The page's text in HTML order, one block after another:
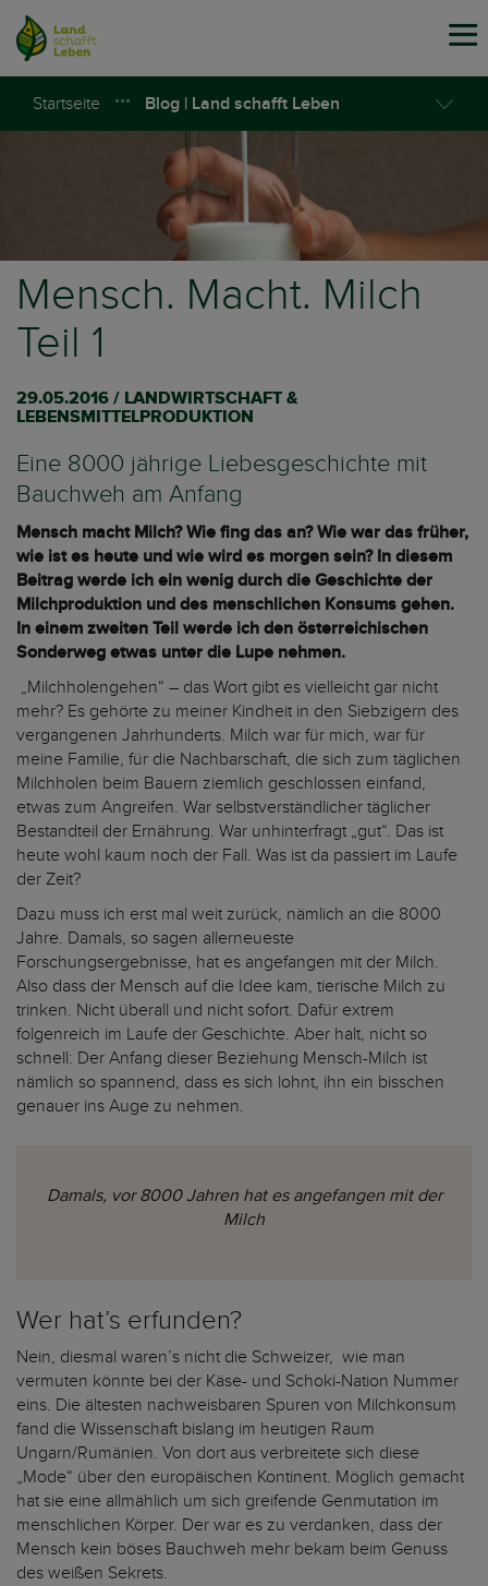
Startseite Blog | Land schafft Leben
Mensch. Macht. Milch
Teil 1
29.05.2016 / LANDWIRTSCHAFT &
LEBENSMITTELPRODUKTION
Eine 8000 jährige Liebesgeschichte mit
Bauchweh am Anfang
Mensch macht Milch? Wie fing das an? Wie war das früher,
wie ist es heute und wie wird es morgen sein? In diesem
Beitrag werde ich ein wenig durch die Geschichte der
Milchproduktion und des menschlichen Konsums gehen.
In einem zweiten Teil werde ich den österreichischen
Sonderweg etwas unter die Lupe nehmen.
„Milchholengehen“ – das Wort gibt es vielleicht gar nicht
mehr? Es gehörte zu meiner Kindheit in den Siebzigern des
vergangenen Jahrhunderts. Milch war für mich, war für
meine Familie, für die Nachbarschaft, die sich zum täglichen
Milchholen beim Bauern ziemlich geschlossen einfand,
etwas zum Angreifen. War selbstverständlicher täglicher
Bestandteil der Ernährung. War unhinterfragt „gut“. Das ist
heute wohl kaum noch der Fall. Was ist da passiert im Laufe
der Zeit?
Dazu muss ich erst mal weit zurück, nämlich an die 8000
Jahre. Damals, so sagen allerneueste
Forschungsergebnisse, hat es angefangen mit der Milch.
Also dass der Mensch auf die Idee kam, tierische Milch zu
trinken. Nicht überall und nicht sofort. Dafür extrem
folgenreich im Laufe der Geschichte. Aber halt, nicht so
schnell: Der Anfang dieser Beziehung Mensch-Milch ist
nämlich so spannend, dass es sich lohnt, ihn ein bisschen
genauer ins Auge zu nehmen.
Damals, vor 8000 Jahren hat es angefangen mit der
Milch
Wer hat’s erfunden?
Nein, diesmal waren’s nicht die Schweizer, wie man
vermuten könnte bei der Käse- und Schoki-Nation Nummer
eins. Die ältesten nachweisbaren Spuren von Milchkonsum
fand die Wissenschaft bislang im heutigen Raum
Ungarn/Rumänien. Von dort aus verbreitete sich diese
„Mode“ über den europäischen Kontinent. Möglich gemacht
hat sie eine allmählich um sich greifende Genmutation im
menschlichen Körper. Der war es zu verdanken, dass der
Mensch kein böses Bauchweh mehr bekam beim Genuss
des weißen Sekrets.